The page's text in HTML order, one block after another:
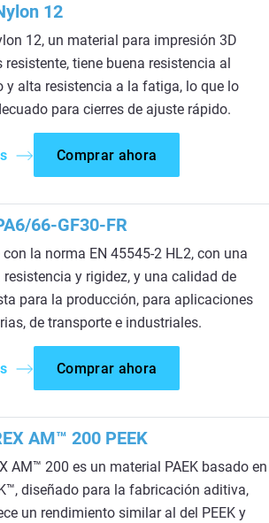
12
12, un material para impresión 3D
resistente, tiene buena resistencia al
y alta resistencia a la fatiga, lo que lo
para cierres de ajuste rápido.
Comprar ahora
66-GF30-FR
con la norma EN 45545-2 HL2, con una
resistencia y rigidez, y una calidad de
para la producción, para aplicaciones
de transporte e industriales.
Comprar ahora
AM™ 200 PEEK
AM™ 200 es un material PAEK basado en
diseñado para la fabricación aditiva,
un rendimiento similar al del PEEK y